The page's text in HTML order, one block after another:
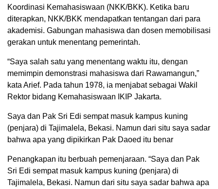
Koordinasi Kemahasiswaan (NKK/BKK). Ketika baru
diterapkan, NKK/BKK mendapatkan tentangan dari para
akademisi. Gabungan mahasiswa dan dosen memobilisasi
gerakan untuk menentang pemerintah.
“Saya salah satu yang menentang waktu itu, dengan
memimpin demonstrasi mahasiswa dari Rawamangun,”
kata Arief. Pada tahun 1978, ia menjabat sebagai Wakil
Rektor bidang Kemahasiswaan IKIP Jakarta.
Saya dan Pak Sri Edi sempat masuk kampus kuning
(penjara) di Tajimalela, Bekasi. Namun dari situ saya sadar
bahwa apa yang dipikirkan Pak Daoed itu benar
Penangkapan itu berbuah pemenjaraan. “Saya dan Pak
Sri Edi sempat masuk kampus kuning (penjara) di
Tajimalela, Bekasi. Namun dari situ saya sadar bahwa apa